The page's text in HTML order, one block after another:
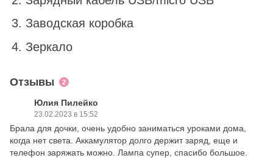
Заводская коробка
Зеркало
Отзывы 2
Юлия Пилейко
23.02.2023 в 15:52
Брала для дочки, очень удобно заниматься уроками дома,
когда нет света. Аккамулятор долго держит заряд, еще и
телефон заряжать можно. Лампа супер, спасибо большое.